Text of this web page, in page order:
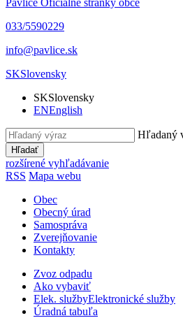
Pavlice Oficiálne stránky obce
033/5590229
info@pavlice.sk
SKSlovensky
SKSlovensky
ENEnglish
Hľadaný
Hľadať
rozšírené vyhľadávanie
RSS Mapa webu
Obec
Obecný úrad
Samospráva
Zverejňovanie
Kontakty
Zvoz odpadu
Ako vybaviť
Elek. službyElektronické služby
Úradná tabuľa